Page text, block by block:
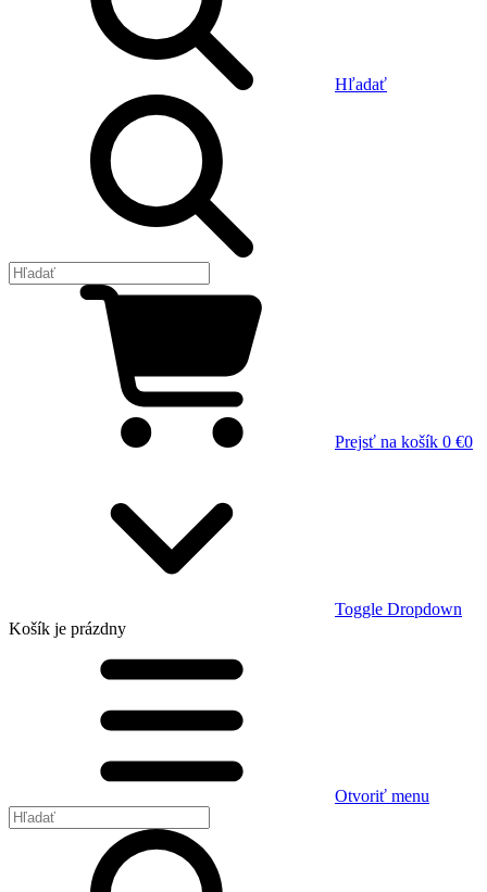
Hľadať
Prejsť na košík 0 €0
Toggle Dropdown
Košík je prázdny
Otvoriť menu